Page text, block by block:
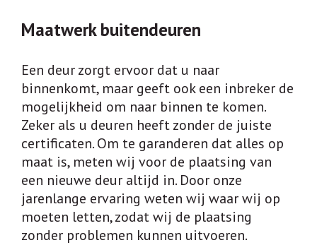
VACATURES
VACATURE: ELEKTROMONTEUR
VACATURE: TIMMERMAN
CONTACT
Maatwerk buitendeuren
Een deur zorgt ervoor dat u naar
binnenkomt, maar geeft ook een inbreker de
mogelijkheid om naar binnen te komen.
Zeker als u deuren heeft zonder de juiste
certificaten. Om te garanderen dat alles op
maat is, meten wij voor de plaatsing van
een nieuwe deur altijd in. Door onze
jarenlange ervaring weten wij waar wij op
moeten letten, zodat wij de plaatsing
zonder problemen kunnen uitvoeren.